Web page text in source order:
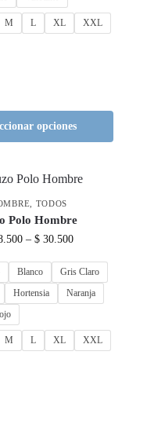
M L XL
XXL
opciones
TODOS
Polo Hombre
– $ 30.500
Blanco
Gris Claro
Hortensia
Naranja
M L XL
XXL